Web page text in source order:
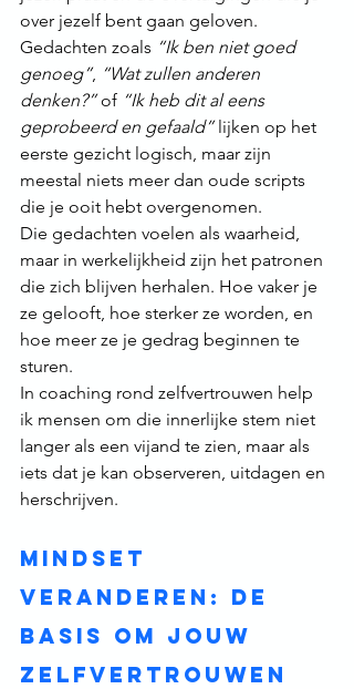
over jezelf bent gaan geloven.
Gedachten zoals “Ik ben niet goed
genoeg”, “Wat zullen anderen
denken?” of “Ik heb dit al eens
geprobeerd en gefaald” lijken op het
eerste gezicht logisch, maar zijn
meestal niets meer dan oude scripts
die je ooit hebt overgenomen.
Die gedachten voelen als waarheid,
maar in werkelijkheid zijn het patronen
die zich blijven herhalen. Hoe vaker je
ze gelooft, hoe sterker ze worden, en
hoe meer ze je gedrag beginnen te
sturen.
In coaching rond zelfvertrouwen help
ik mensen om die innerlijke stem niet
langer als een vijand te zien, maar als
iets dat je kan observeren, uitdagen en
herschrijven.
Mindset
veranderen: de
basis om jouw
zelfvertrouwen